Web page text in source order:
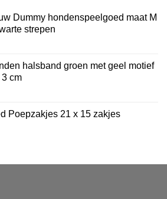
Dummy hondenspeelgoed maat M
strepen
halsband groen met geel motief
3 cm
Poepzakjes 21 x 15 zakjes